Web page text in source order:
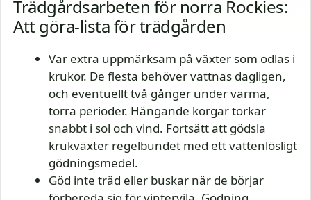
Trädgårdsarbeten för norra Rockies:
Att göra-lista för trädgården
Var extra uppmärksam på växter som odlas i
krukor. De flesta behöver vattnas dagligen,
och eventuellt två gånger under varma,
torra perioder. Hängande korgar torkar
snabbt i sol och vind. Fortsätt att gödsla
krukväxter regelbundet med ett vattenlösligt
gödningsmedel.
Göd inte träd eller buskar när de börjar